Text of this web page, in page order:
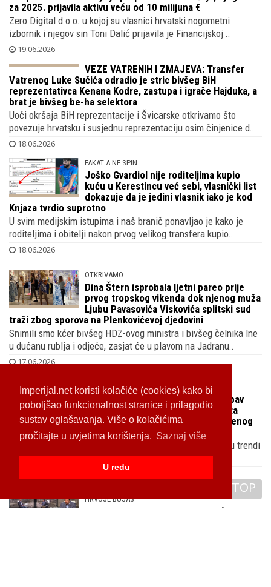
Imperijal.net koristi kolačiće (cookies) kako bi
poboljšao funkcionalnost stranice i prilagodio
sustav oglašavanja. Više o kolačićima
pročitajte u uvjetima korištenja. Saznaj više
U redu
DOKUMENT DOKAZUJE
Tvrtka Zlatka Dalića uz golemu kamatu
posudila novac firmi s kapitalom od 1 €
koja je propala nakon stečaja, njegova za
2025. prijavila aktivu veću od 10 milijuna €
Zero Digital d.o.o. u kojoj su vlasnici hrvatski nogometni
izbornik i njegov sin Toni Dalić prijavila je Financijskoj ..
19.06.2026
VEZE VATRENIH I ZMAJEVA: Transfer
Vatrenog Luke Sučića odradio je stric
bivšeg be-ha selektora
Uoči okršaja BiH reprezentacije i Švicarske otkrivamo što
povezuje hrvatsku i susjednu reprezentaciju osim činjenice d..
18.06.2026
FAKAT A NE SPIN
Joško Gvardiol nije roditeljima kupio
Knjaza tvrdio suprotno
U svim medijskim istupima i naš branič ponavljao je kako je
roditeljima i obitelji nakon prvog velikog transfera kupio..
18.06.2026
OTKRIVAMO
Dina Štern isprobala ljetni pareo prije
prvog tropskog vikenda dok njenog muža
traži zbog sporova na Plenkovićevoj djedovini
Snimili smo kćer bivšeg HDZ-ovog ministra i bivšeg čelnika Ine
u dućanu rublja i odjeće, zasjat će u plavom na Jadranu..
17.06.2026
NOVA PARTNERICA
Mislav Togonal iznenadio svoju ljubav
darom u crvenoj vrećici, Ivana Sopta
jedva je dočekala da urednik Otvorenog
ode u garažu pa da otkrije što je dobila
TOP